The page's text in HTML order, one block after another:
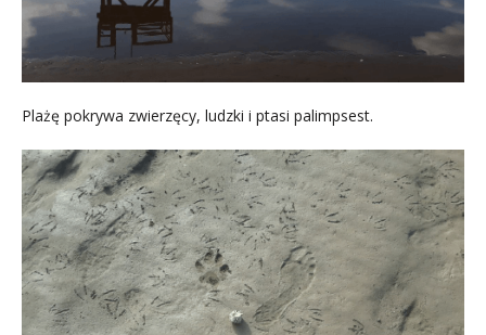
Plażę pokrywa zwierzęcy, ludzki i ptasi palimpsest.